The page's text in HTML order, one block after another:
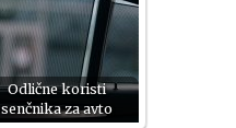
Odlične koristi
senčnika za avto